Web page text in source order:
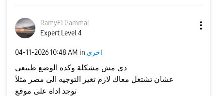
RamyELGammal
Expert Level 4
‎04-11-202610:48 AM in اخرى
دى مش مشكلة وكده الوضع طبيعى
عشان تشتغل معاك لازم تغير التوجيه الى مصر مثلآ
توجد اداة على موقع